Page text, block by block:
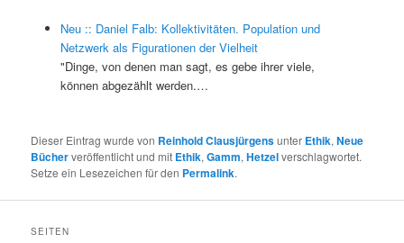
Neu :: Daniel Falb: Kollektivitäten. Population und
Netzwerk als Figurationen der Vielheit
"Dinge, von denen man sagt, es gebe ihrer viele,
können abgezählt werden.…
Dieser Eintrag wurde von Reinhold Clausjürgensunter Ethik,Neue
Bücherveröffentlicht und mit Ethik,Gamm,Hetzelverschlagwortet.
Setze ein Lesezeichen für den Permalink.
SEITEN